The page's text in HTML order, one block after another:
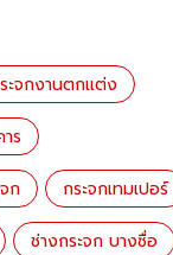
ะจกงานตกแต่ง
ร
ก กระจกเทมเปอร์
ช่างกระจก บางซื่อ